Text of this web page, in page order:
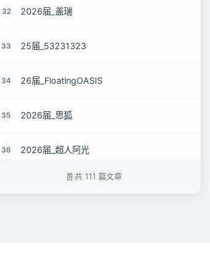
32 2026届_盖瑞
33 25届_53231323
34 26届_FloatingOASIS
35 2026届_思狐
36 2026届_超人阿光
共 111 篇文章